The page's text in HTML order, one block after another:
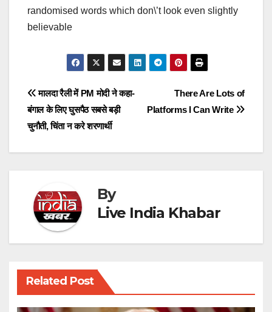
randomised words which don\’t look even slightly
believable
Post
navigation
There Are Lots of
Platforms I Can Write
मालदा रैली में PM मोदी ने कहा-
बंगाल के लिए घुसपैठ सबसे बड़ी
चुनौती, चिंता न करे शरणार्थी
By
Live India Khabar
Related Post